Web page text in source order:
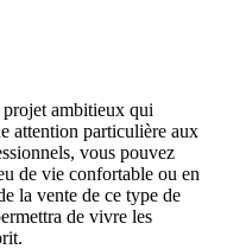
ambitieux qui
attention particulière aux
vous pouvez
de vie confortable ou en
la vente de ce type de
de vivre les